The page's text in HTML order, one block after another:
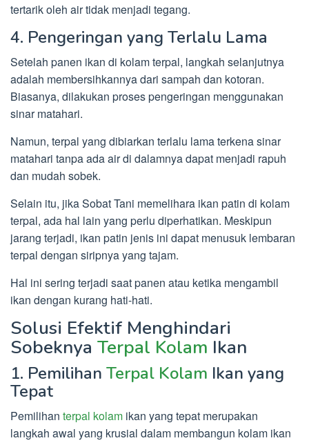
tertarik oleh air tidak menjadi tegang.
4. Pengeringan yang Terlalu Lama
Setelah panen ikan di kolam terpal, langkah selanjutnya
adalah membersihkannya dari sampah dan kotoran.
Biasanya, dilakukan proses pengeringan menggunakan
sinar matahari.
Namun, terpal yang dibiarkan terlalu lama terkena sinar
matahari tanpa ada air di dalamnya dapat menjadi rapuh
dan mudah sobek.
Selain itu, jika Sobat Tani memelihara ikan patin di kolam
terpal, ada hal lain yang perlu diperhatikan. Meskipun
jarang terjadi, ikan patin jenis ini dapat menusuk lembaran
terpal dengan siripnya yang tajam.
Hal ini sering terjadi saat panen atau ketika mengambil
ikan dengan kurang hati-hati.
Solusi Efektif Menghindari
Sobeknya Terpal Kolam Ikan
1. Pemilihan Terpal Kolam Ikan yang
Tepat
Pemilihan terpal kolam ikan yang tepat merupakan
langkah awal yang krusial dalam membangun kolam ikan